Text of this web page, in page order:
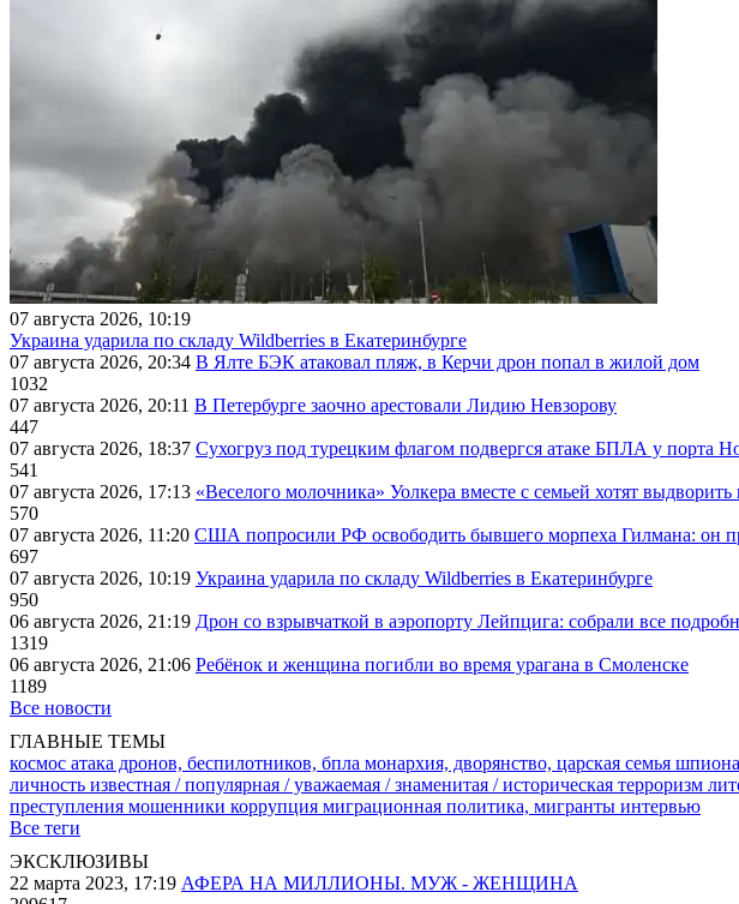
07 августа 2026, 10:19
Украина ударила по складу Wildberries в Екатеринбурге
07 августа 2026, 20:34 В Ялте БЭК атаковал пляж, в Керчи дрон попал в жилой дом
1032
07 августа 2026, 20:11 В Петербурге заочно арестовали Лидию Невзорову
447
07 августа 2026, 18:37 Сухогруз под турецким флагом подвергся атаке БПЛА у порта
541
07 августа 2026, 17:13 «Веселого молочника» Уолкера вместе с семьей хотят
570
07 августа 2026, 11:20 США попросили РФ освободить бывшего морпеха Гилмана: он
697
07 августа 2026, 10:19 Украина ударила по складу Wildberries в Екатеринбурге
950
06 августа 2026, 21:19 Дрон со взрывчаткой в аэропорту Лейпцига: собрали все
1319
06 августа 2026, 21:06 Ребёнок и женщина погибли во время урагана в Смоленске
1189
Все новости
ГЛАВНЫЕ ТЕМЫ
космос атака дронов, беспилотников, бпла монархия, дворянство, царская семья
личность известная / популярная / уважаемая / знаменитая / историческая терроризм
преступления мошенники коррупция миграционная политика, мигранты интервью
Все теги
ЭКСКЛЮЗИВЫ
22 марта 2023, 17:19 АФЕРА НА МИЛЛИОНЫ. МУЖ - ЖЕНЩИНА